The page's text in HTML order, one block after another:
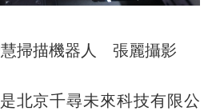
慧掃描機器人 張麗攝影
京千尋未來科技有限公